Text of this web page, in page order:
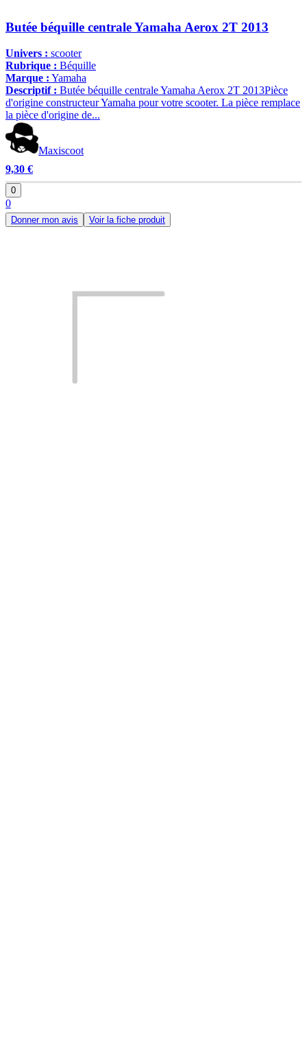
Butée béquille centrale Yamaha Aerox 2T 2013
Univers : scooter
Rubrique : Béquille
Marque : Yamaha
Descriptif : Butée béquille centrale Yamaha Aerox 2T 2013Pièce
d'origine constructeur Yamaha pour votre scooter. La pièce remplace
la pièce d'origine de...
Maxiscoot
9,30 €
0
0
Donner mon avis Voir la fiche produit